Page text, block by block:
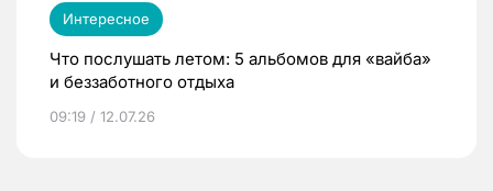
Интересное
Что послушать летом: 5 альбомов для «вайба»
и беззаботного отдыха
09:19 / 12.07.26